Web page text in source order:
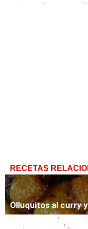
RECETAS
Olluquitos al curry